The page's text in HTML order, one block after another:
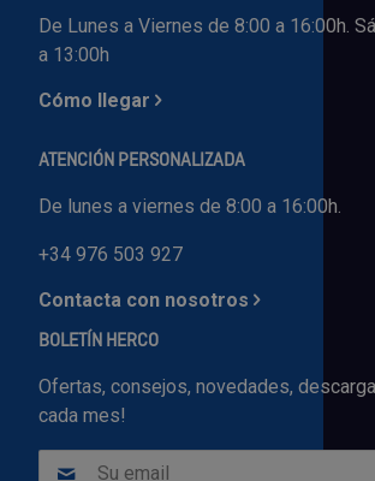
De Lunes a Viernes de 8:00 a 16:00h.
a 13:00h
Cómo llegar
ATENCIÓN PERSONALIZADA
De lunes a viernes de 8:00 a 16:00h.
+34 976 503 927
Contacta con nosotros
BOLETÍN HERCO
Ofertas, consejos, novedades,
cada mes!